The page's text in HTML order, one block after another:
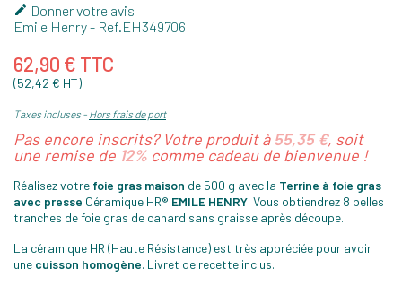
 Donner votre avis
Emile Henry- Ref.EH349706
62,90 € TTC
(52,42 € HT)
Taxes incluses Hors frais de port
Pas encore inscrits? Votre produit à 55,35 €, soit
une remise de 12% comme cadeau de bienvenue !
Réalisez votre foie gras maison de 500 g avec la Terrine à foie gras
avec presse Céramique HR® EMILE HENRY. Vous obtiendrez 8 belles
tranches de foie gras de canard sans graisse après découpe.
La céramique HR (Haute Résistance) est très appréciée pour avoir
une cuisson homogène. Livret de recette inclus.